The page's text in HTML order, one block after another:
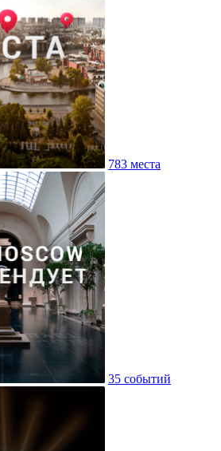
783 места
35 событий